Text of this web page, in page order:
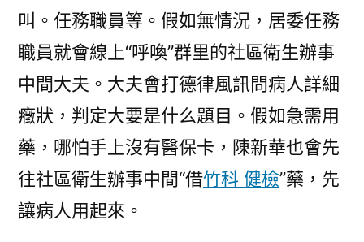
叫。任務職員等。假如無情況，居委任務
職員就會線上“呼喚”群里的社區衛生辦事
中間大夫。大夫會打德律風訊問病人詳細
癥狀，判定大要是什么題目。假如急需用
藥，哪怕手上沒有醫保卡，陳新華也會先
往社區衛生辦事中間“借竹科 健檢”藥，先
讓病人用起來。